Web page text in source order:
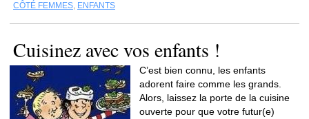
CÔTÉ FEMMES, ENFANTS
Cuisinez avec vos enfants !
C’est bien connu, les enfants
adorent faire comme les grands.
Alors, laissez la porte de la cuisine
ouverte pour que votre futur(e)